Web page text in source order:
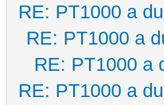
RE: PT1000 a
RE: PT1000 a
RE: PT1000 a
RE: PT1000 a